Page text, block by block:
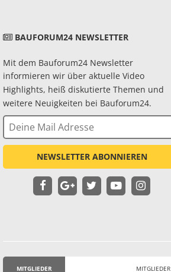
BAUFORUM24 NEWSLETTER
Mit dem Bauforum24 Newsletter
informieren wir über aktuelle Video
Highlights, heiß diskutierte Themen und
weitere Neuigkeiten bei Bauforum24.
NEWSLETTER ABONNIEREN
MITGLIEDER MITGLIEDER